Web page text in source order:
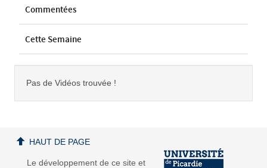
Commentées
Cette Semaine
Pas de Vidéos trouvée !
Le développement de ce site et
HAUT DE PAGE